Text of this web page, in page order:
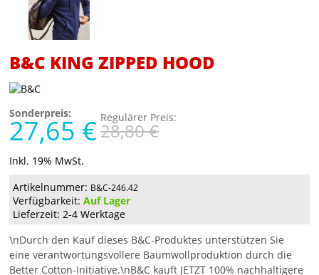
B&C KING ZIPPED HOOD
Sonderpreis:
27,65 € Regulärer Preis:
28,80 €
Inkl. 19% MwSt.
Artikelnummer: B&C-246.42
Verfügbarkeit:Auf Lager
Lieferzeit: 2-4 Werktage
\nDurch den Kauf dieses B&C-Produktes unterstützen Sie
eine verantwortungsvollere Baumwollproduktion durch die
Better Cotton-Initiative.\nB&C kauft JETZT 100% nachhaltigere